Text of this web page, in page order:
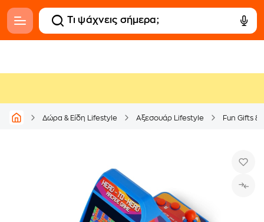
Δώρα & Είδη Lifestyle Αξεσουάρ Lifestyle Fun Gifts &